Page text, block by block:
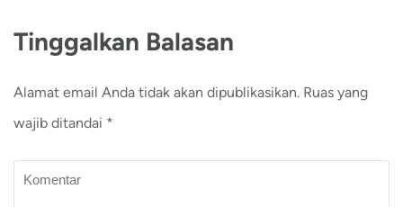
Tinggalkan Balasan
Alamat email Anda tidak akan dipublikasikan. Ruas yang
wajib ditandai *
Komentar